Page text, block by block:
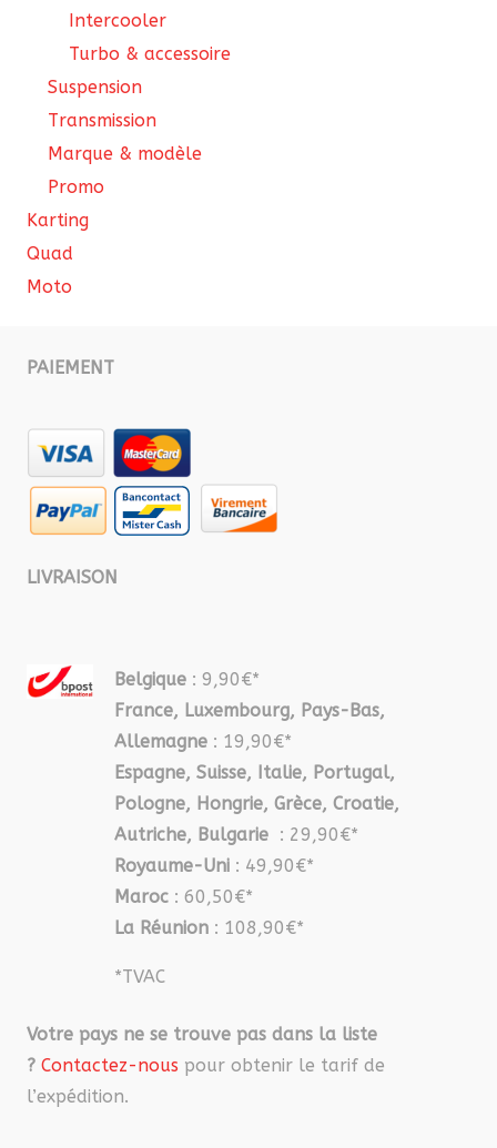
Intercooler
Turbo & accessoire
Suspension
Transmission
Marque & modèle
Promo
Karting
Quad
Moto
PAIEMENT
LIVRAISON
Belgique : 9,90€*
France, Luxembourg, Pays-Bas,
Allemagne : 19,90€*
Espagne, Suisse, Italie, Portugal,
Pologne, Hongrie, Grèce, Croatie,
Autriche, Bulgarie : 29,90€*
Royaume-Uni : 49,90€*
Maroc : 60,50€*
La Réunion : 108,90€*
*TVAC
Votre pays ne se trouve pas dans la liste
? Contactez-nous pour obtenir le tarif de
l’expédition.